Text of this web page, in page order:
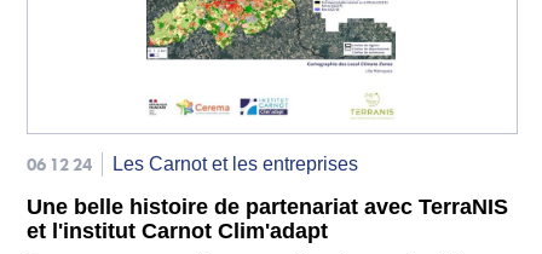
06 12 24 Les Carnot et les entreprises
Une belle histoire de partenariat avec TerraNIS
et l'institut Carnot Clim'adapt